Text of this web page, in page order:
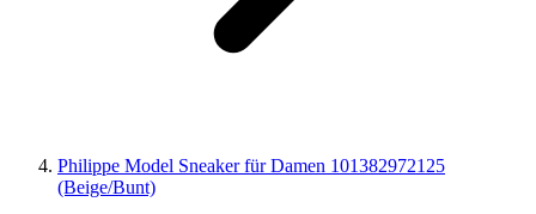
Philippe Model Sneaker für Damen 101382972125
(Beige/Bunt)